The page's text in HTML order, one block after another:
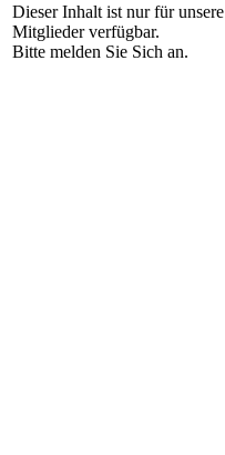
Dieser Inhalt ist nur für unsere
Mitglieder verfügbar.
Bitte melden Sie Sich an.